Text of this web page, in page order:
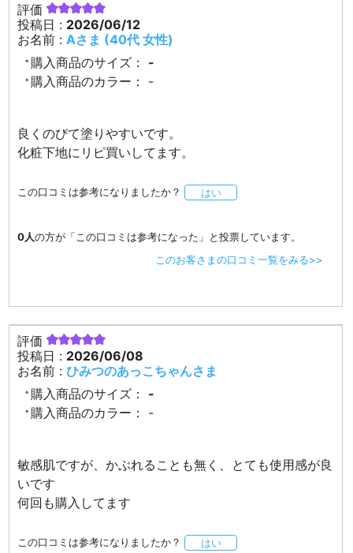
評価
投稿日 : 2026/06/12
お名前 : Aさま (40代 女性)
購入商品のサイズ：
-
購入商品のカラー：
-
良くのびて塗りやすいです。
化粧下地にリピ買いしてます。
この口コミは参考になりましたか？ はい
0人の方が「この口コミは参考になった」と投票しています。
このお客さまの口コミ一覧をみる>>
評価
投稿日 : 2026/06/08
お名前 :ひみつのあっこちゃんさま
購入商品のサイズ：
-
購入商品のカラー：
-
敏感肌ですが、かぶれることも無く、とても使用感が良
いです
何回も購入してます
この口コミは参考になりましたか？ はい